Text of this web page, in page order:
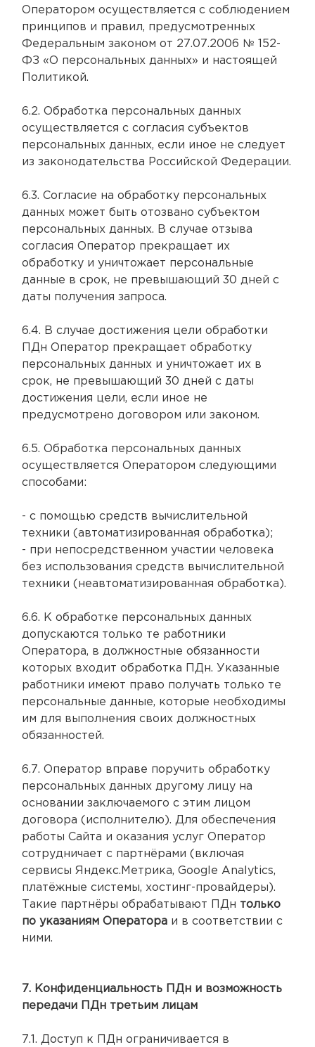
Оператором осуществляется с соблюдением
принципов и правил, предусмотренных
Федеральным законом от 27.07.2006 № 152-
ФЗ «О персональных данных» и настоящей
Политикой.
6.2. Обработка персональных данных
осуществляется с согласия субъектов
персональных данных, если иное не следует
из законодательства Российской Федерации.
6.3. Согласие на обработку персональных
данных может быть отозвано субъектом
персональных данных. В случае отзыва
согласия Оператор прекращает их
обработку и уничтожает персональные
данные в срок, не превышающий 30 дней с
даты получения запроса.
6.4. В случае достижения цели обработки
ПДн Оператор прекращает обработку
персональных данных и уничтожает их в
срок, не превышающий 30 дней с даты
достижения цели, если иное не
предусмотрено договором или законом.
6.5. Обработка персональных данных
осуществляется Оператором следующими
способами:
- с помощью средств вычислительной
техники (автоматизированная обработка);
- при непосредственном участии человека
без использования средств вычислительной
техники (неавтоматизированная обработка).
6.6. К обработке персональных данных
допускаются только те работники
Оператора, в должностные обязанности
которых входит обработка ПДн. Указанные
работники имеют право получать только те
персональные данные, которые необходимы
им для выполнения своих должностных
обязанностей.
6.7. Оператор вправе поручить обработку
персональных данных другому лицу на
основании заключаемого с этим лицом
договора (исполнителю). Для обеспечения
работы Сайта и оказания услуг Оператор
сотрудничает с партнёрами (включая
сервисы Яндекс.Метрика, Google Analytics,
платёжные системы, хостинг-провайдеры).
Такие партнёры обрабатывают ПДн только
по указаниям Оператора и в соответствии с
ними.
7. Конфиденциальность ПДн и возможность
передачи ПДн третьим лицам
7.1. Доступ к ПДн ограничивается в